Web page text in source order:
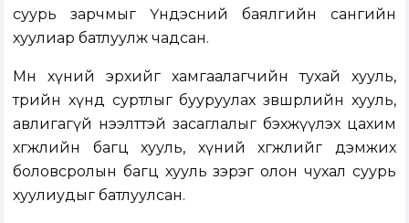
суурь зарчмыг Үндэсний баялгийн сангийн
хуулиар батлуулж чадсан.
Мөн хүний эрхийг хамгаалагчийн тухай хууль,
төрийн хүнд суртлыг бууруулах зөвшөөрлийн хууль,
авлигагүй нээлттэй засаглалыг бэхжүүлэх цахим
хөгжлийн багц хууль, хүний хөгжлийг дэмжих
боловсролын багц хууль зэрэг олон чухал суурь
хуулиудыг батлуулсан.